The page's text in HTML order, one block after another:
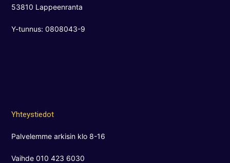
53810 Lappeenranta
Y-tunnus: 0808043-9
Yhteystiedot
Palvelemme arkisin klo 8-16
Vaihde 010 423 6030